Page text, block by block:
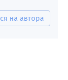
на автора